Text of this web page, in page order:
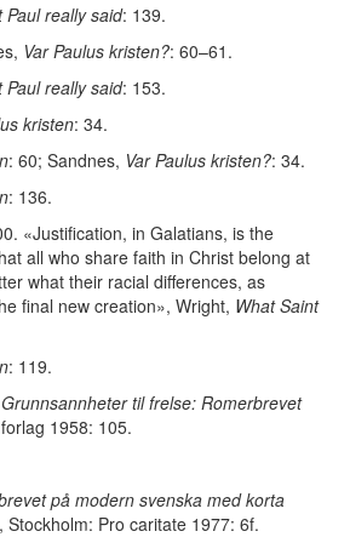
Paul really said: 139.
Var Paulus kristen?: 60–61.
Paul really said: 153.
kristen: 34.
: 60; Sandnes, Var Paulus kristen?: 34.
: 136.
«Justification, in Galatians, is the
all who share faith in Christ belong at
what their racial differences, as
final new creation», Wright, What Saint
: 119.
Grunnsannheter til frelse: Romerbrevet
1958: 105.
på modern svenska med korta
, Stockholm: Pro caritate 1977: 6f.